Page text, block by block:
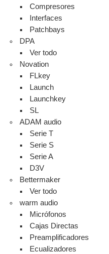
Compresores
Interfaces
Patchbays
DPA
Ver todo
Novation
FLkey
Launch
Launchkey
SL
ADAM audio
Serie T
Serie S
Serie A
D3V
Bettermaker
Ver todo
warm audio
Micrófonos
Cajas Directas
Preamplificadores
Ecualizadores